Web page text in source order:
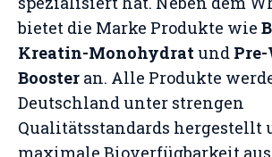
bietet die Marke Produkte wie
Kreatin-Monohydratund
Booster an. Alle Produkte
Deutschland unter strengen
Qualitätsstandards hergestellt
maximale Bioverfügbarkeit